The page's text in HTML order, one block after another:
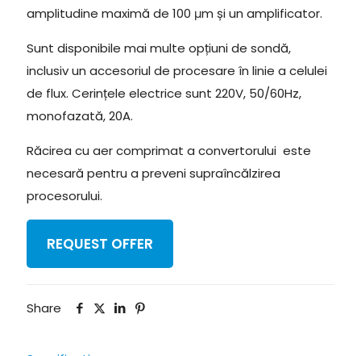
amplitudine maximă de 100 μm și un amplificator.
Sunt disponibile mai multe opțiuni de sondă,
inclusiv un accesoriul de procesare în linie a celulei
de flux. Cerințele electrice sunt 220V, 50/60Hz,
monofazată, 20A.
Răcirea cu aer comprimat a convertorului este
necesară pentru a preveni supraîncălzirea
procesorului.
REQUEST OFFER
Share